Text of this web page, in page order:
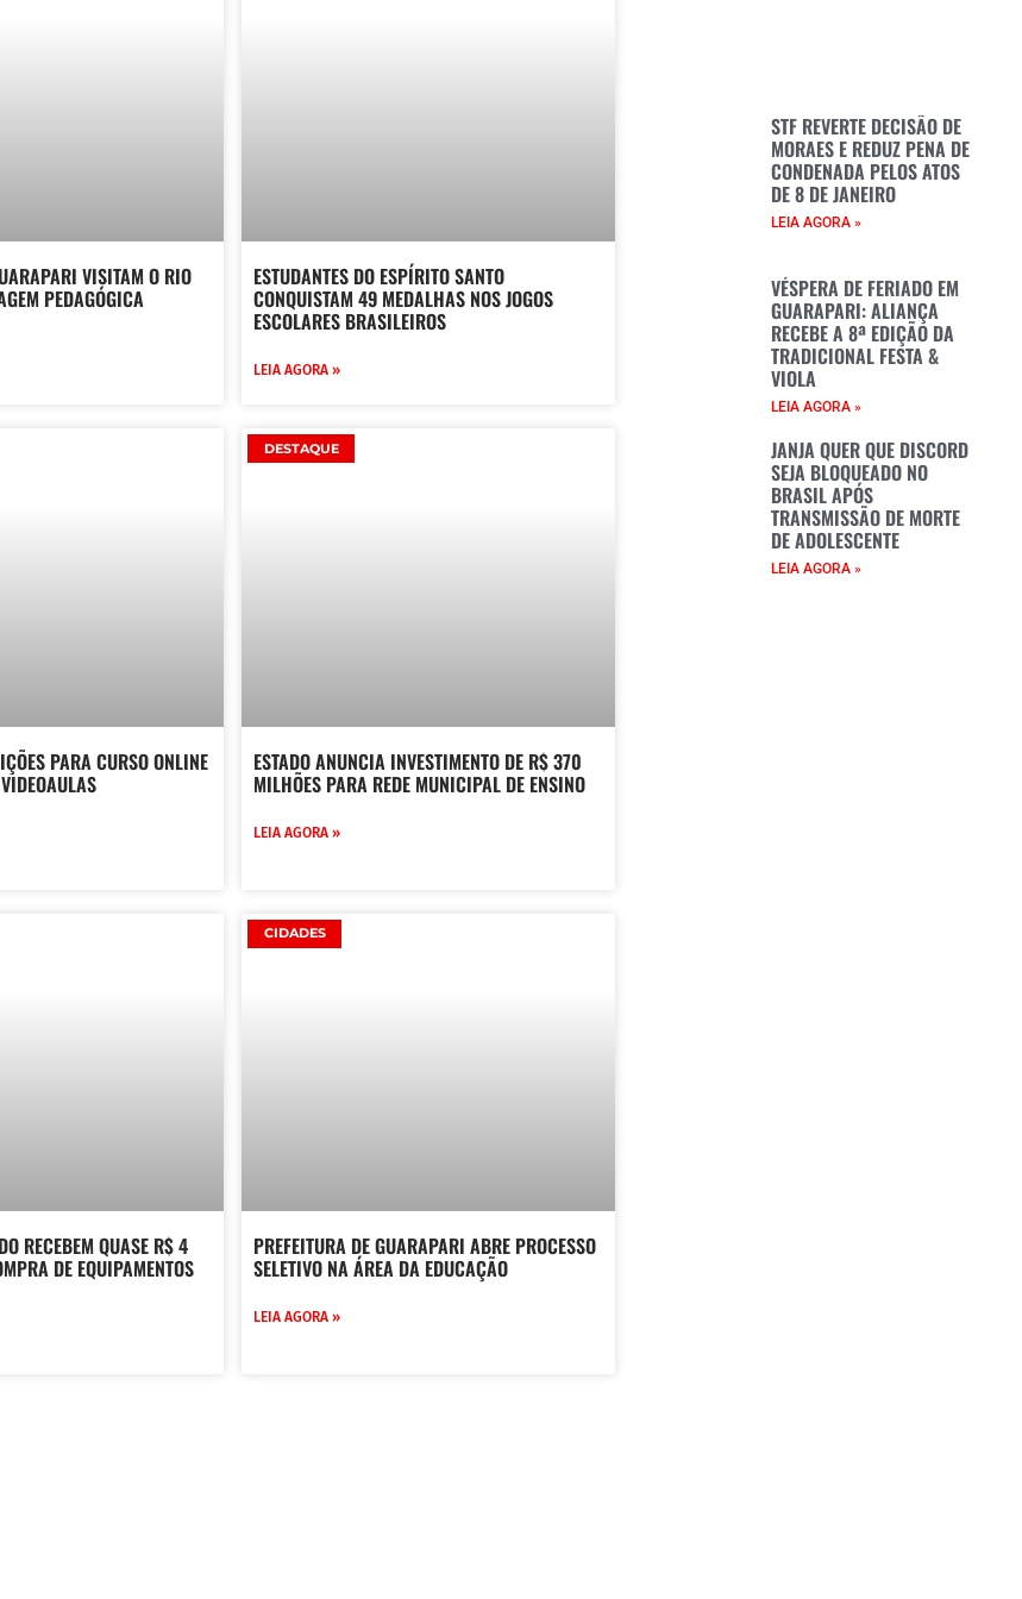
VISITAM O RIO
PEDAGÓGICA
ESTUDANTES DO ESPÍRITO SANTO
CONQUISTAM 49 MEDALHAS NOS JOGOS
ESCOLARES BRASILEIROS
LEIA AGORA »
PARA CURSO ONLINE
DESTAQUE
ESTADO ANUNCIA INVESTIMENTO DE R$ 370
MILHÕES PARA REDE MUNICIPAL DE ENSINO
LEIA AGORA »
RECEBEM QUASE R$ 4
DE EQUIPAMENTOS
CIDADES
PREFEITURA DE GUARAPARI ABRE PROCESSO
SELETIVO NA ÁREA DA EDUCAÇÃO
LEIA AGORA »
STF REVERTE DECISÃO DE
MORAES E REDUZ PENA DE
CONDENADA PELOS ATOS
DE 8 DE JANEIRO
LEIA AGORA »
VÉSPERA DE FERIADO EM
GUARAPARI: ALIANÇA
RECEBE A 8ª EDIÇÃO DA
TRADICIONAL FESTA &
VIOLA
LEIA AGORA »
JANJA QUER QUE DISCORD
SEJA BLOQUEADO NO
BRASIL APÓS
TRANSMISSÃO DE MORTE
DE ADOLESCENTE
LEIA AGORA »